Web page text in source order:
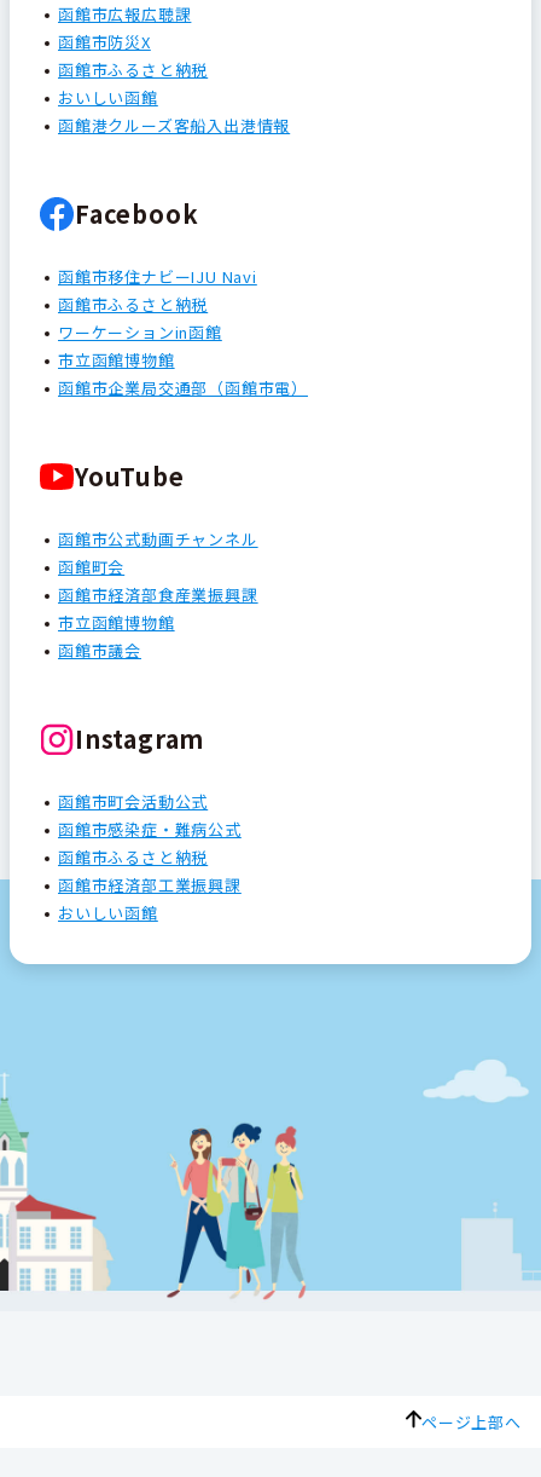
函館市広報広聴課
函館市防災X
函館市ふるさと納税
おいしい函館
函館港クルーズ客船入出港情報
Facebook
函館市移住ナビーIJU Navi
函館市ふるさと納税
ワーケーションin函館
市立函館博物館
函館市企業局交通部（函館市電）
YouTube
函館市公式動画チャンネル
函館町会
函館市経済部食産業振興課
市立函館博物館
函館市議会
Instagram
函館市町会活動公式
函館市感染症・難病公式
函館市ふるさと納税
函館市経済部工業振興課
おいしい函館
ページ上部へ